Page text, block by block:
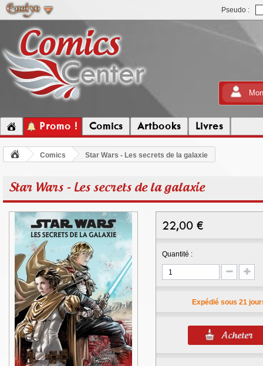
Pseudo :
Promo ! Comics Artbooks Livres
Comics Star Wars - Les secrets de la galaxie
Star Wars - Les secrets de la galaxie
22,00 €
Quantité :
Expédié sous 21